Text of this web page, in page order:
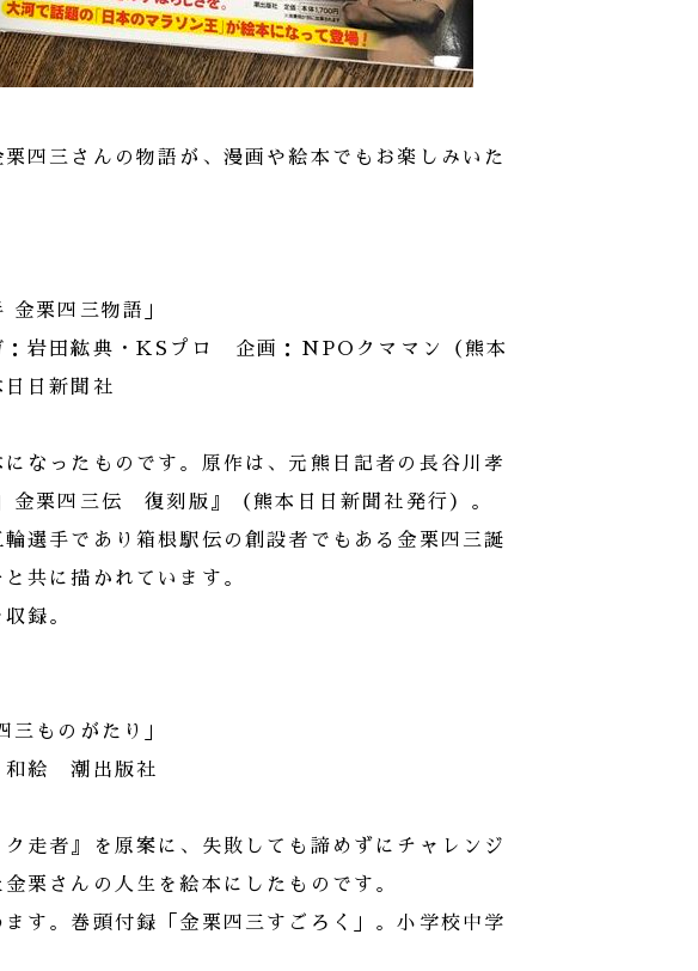
四三さんの物語が、漫画や絵本でもお楽しみいた
栗四三物語」
岩田紘典・KSプロ 企画：NPOクママン（熊本
日新聞社
なったものです。原作は、元熊日記者の長谷川孝
金栗四三伝 復刻版』（熊本日日新聞社発行）。
選手であり箱根駅伝の創設者でもある金栗四三誕
共に描かれています。
録。
ものがたり」
和絵 潮出版社
走者』を原案に、失敗しても諦めずにチャレンジ
栗さんの人生を絵本にしたものです。
す。巻頭付録「金栗四三すごろく」。小学校中学